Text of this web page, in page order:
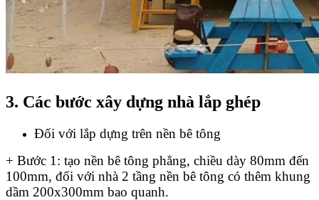
3. Các bước xây dựng nhà lắp ghép
Đối với lắp dựng trên nền bê tông
+ Bước 1: tạo nền bê tông phẳng, chiều dày 80mm đến
100mm, đối với nhà 2 tầng nền bê tông có thêm khung
dầm 200x300mm bao quanh.